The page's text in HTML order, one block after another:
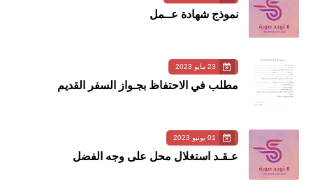
نموذج شهادة عــمل
23 مايو 2023
مطلب في الاحتفاظ بجـواز السفر القديم
01 يونيو 2023
عـقـد استغلال محل على وجه الفضل